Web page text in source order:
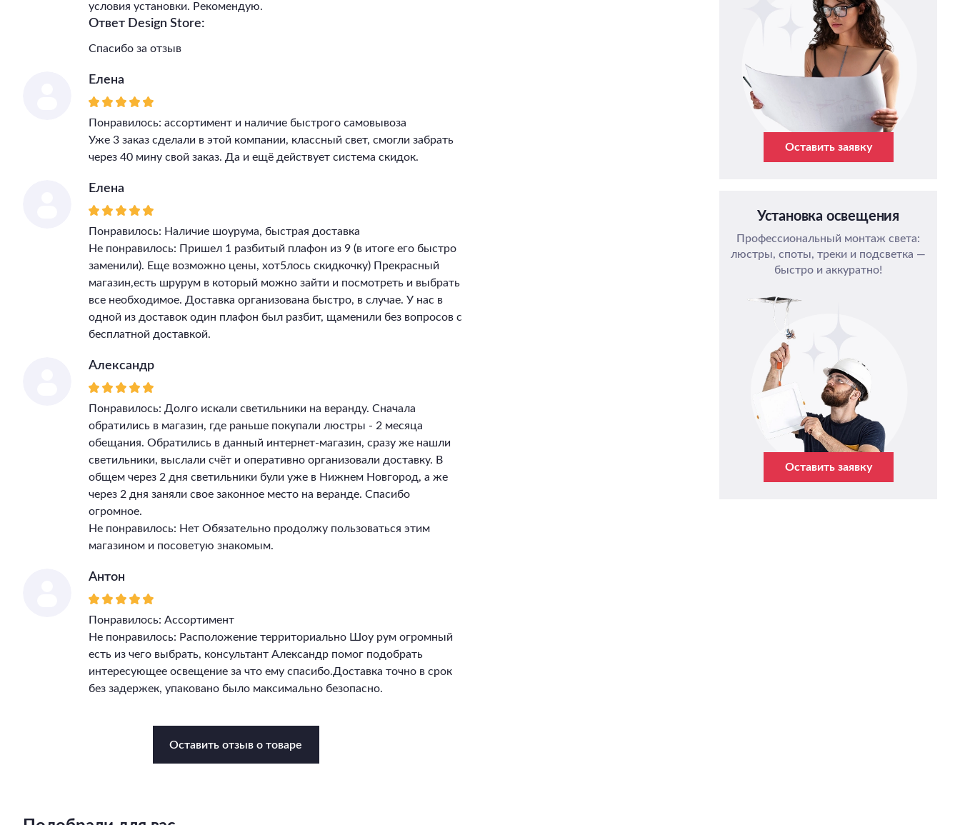
условия установки. Рекомендую.
Ответ Design Store:
Спасибо за отзыв
Елена
Понравилось: ассортимент и наличие быстрого самовывоза
Уже 3 заказ сделали в этой компании, классный свет, смогли забрать
через 40 мину свой заказ. Да и ещё действует система скидок.
Елена
Понравилось: Наличие шоурума, быстрая доставка
Не понравилось: Пришел 1 разбитый плафон из 9 (в итоге его быстро
заменили). Еще возможно цены, хот5лось скидкочку) Прекрасный
магазин,есть шрурум в который можно зайти и посмотреть и выбрать
все необходимое. Доставка организована быстро, в случае. У нас в
одной из доставок один плафон был разбит, щаменили без вопросов с
бесплатной доставкой.
Александр
Понравилось: Долго искали светильники на веранду. Сначала
обратились в магазин, где раньше покупали люстры - 2 месяца
обещания. Обратились в данный интернет-магазин, сразу же нашли
светильники, выслали счёт и оперативно организовали доставку. В
общем через 2 дня светильники були уже в Нижнем Новгород, а же
через 2 дня заняли свое законное место на веранде. Спасибо
огромное.
Не понравилось: Нет Обязательно продолжу пользоваться этим
магазином и посоветую знакомым.
Антон
Понравилось: Ассортимент
Не понравилось: Расположение территориально Шоу рум огромный
есть из чего выбрать, консультант Александр помог подобрать
интересующее освещение за что ему спасибо.Доставка точно в срок
без задержек, упаковано было максимально безопасно.
Оставить отзыв о товаре
Оставить заявку
Установка освещения
Профессиональный монтаж света:
люстры, споты, треки и подсветка —
быстро и аккуратно!
Оставить заявку